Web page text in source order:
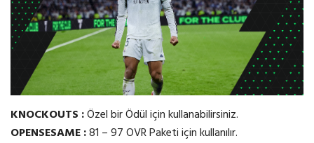
KNOCKOUTS :Özel bir Ödül için kullanabilirsiniz.
OPENSESAME :81 – 97 OVR Paketi için kullanılır.